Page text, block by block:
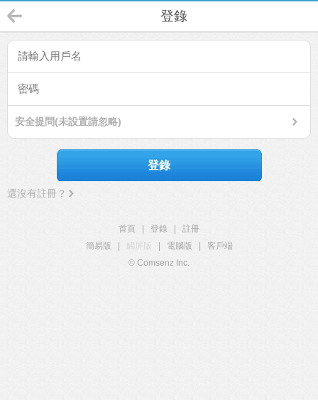
登錄
安全提問(未設置請忽略)
登錄
還沒有註冊？
首頁 登錄
註冊
簡易版
觸屏版 電腦版
客戶端
© Comsenz Inc.